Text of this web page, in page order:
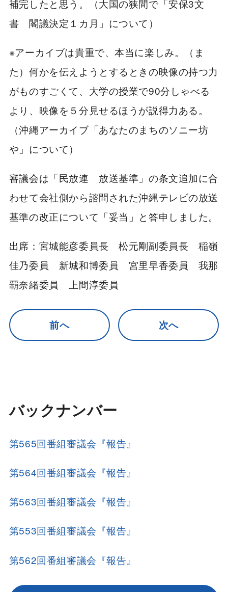
補完したと思う。（大国の狭間で「安保3文
書 閣議決定１カ月」について）
※アーカイブは貴重で、本当に楽しみ。（ま
た）何かを伝えようとするときの映像の持つ力
がものすごくて、大学の授業で90分しゃべる
より、映像を５分見せるほうが説得力ある。
（沖縄アーカイブ「あなたのまちのソニー坊
や」について）
審議会は「民放連 放送基準」の条文追加に合
わせて会社側から諮問された沖縄テレビの放送
基準の改正について「妥当」と答申しました。
出席：宮城能彦委員長 松元剛副委員長 稲嶺
佳乃委員 新城和博委員 宮里早香委員 我那
覇奈緒委員 上間淳委員
前へ 次へ
バックナンバー
第565回番組審議会『報告』
第564回番組審議会『報告』
第563回番組審議会『報告』
第553回番組審議会『報告』
第562回番組審議会『報告』